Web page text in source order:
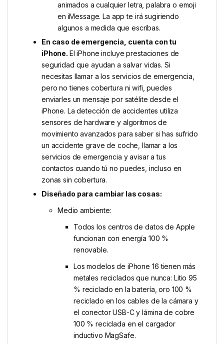
animados a cualquier letra, palabra o emoji
en iMessage. La app te irá sugiriendo
algunos a medida que escribas.
En caso de emergencia, cuenta con tu
iPhone. El iPhone incluye prestaciones de
seguridad que ayudan a salvar vidas. Si
necesitas llamar a los servicios de emergencia,
pero no tienes cobertura ni wifi, puedes
enviarles un mensaje por satélite desde el
iPhone. La detección de accidentes utiliza
sensores de hardware y algoritmos de
movimiento avanzados para saber si has sufrido
un accidente grave de coche, llamar a los
servicios de emergencia y avisar a tus
contactos cuando tú no puedes, incluso en
zonas sin cobertura.
Diseñado para cambiar las cosas:
Medio ambiente:
Todos los centros de datos de Apple
funcionan con energía 100 %
renovable.
Los modelos de iPhone 16 tienen más
metales reciclados que nunca: Litio 95
% reciclado en la batería, oro 100 %
reciclado en los cables de la cámara y
el conector USB-C y lámina de cobre
100 % reciclada en el cargador
inductivo MagSafe.